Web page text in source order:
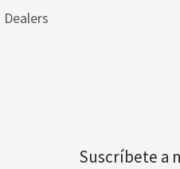
Dealers
Suscríbete a